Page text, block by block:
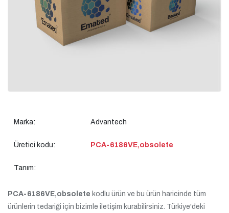
Marka: Advantech
Üretici kodu: PCA-6186VE,obsolete
Tanım:
PCA-6186VE,obsolete kodlu ürün ve bu ürün haricinde tüm
ürünlerin tedariği için bizimle iletişim kurabilirsiniz. Türkiye'deki